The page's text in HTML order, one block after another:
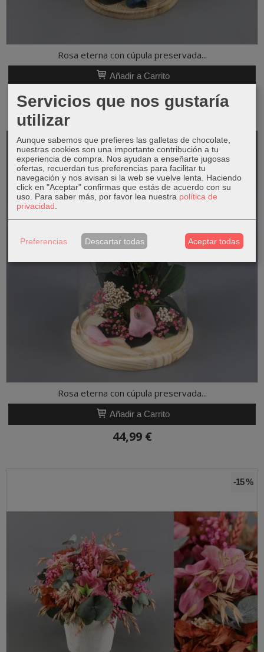
Rosa eterna con cúpula preservada...
Añadir a Carrito
44,99 €
Rosa eterna con cúpula preservada...
Añadir a Carrito
44,99 €
-15 %
Servicios que nos gustaría
utilizar
Aunque sabemos que prefieres las galletas de chocolate,
nuestras cookies son una importante contribución a tu
experiencia de compra. Nos ayudan a enseñarte jugosas
ofertas, recuerdan tus preferencias para facilitar tu
navegación y nos avisan si la web se vuelve lenta. Haciendo
click en "Aceptar" confirmas que estás de acuerdo con su
uso. Para saber más, por favor lea nuestra política de
privacidad
Preferencias Descartar todas Aceptar todas